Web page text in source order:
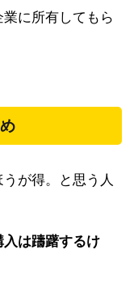
に所有してもら
が得。と思う人
入は躊躇するけ